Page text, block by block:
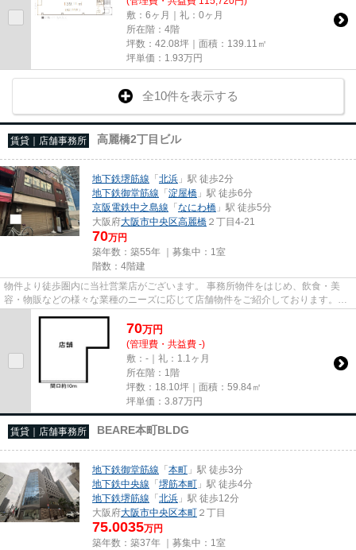
敷：6ヶ月｜礼：0ヶ月
所在階：4階
坪数：42.08坪｜面積：139.11㎡
坪単価： 1.93万円
全10件を表示する
賃貸｜店舗事務所 高麗橋2丁目ビル
地下鉄堺筋線 「北浜 」駅 徒歩2分
地下鉄御堂筋線 「淀屋橋 」駅 徒歩6分
京阪電鉄中之島線 「なにわ橋 」駅 徒歩5分
大阪府大阪市中央区高麗橋 ２丁目4-21
70万円
築年数：築55年 ｜募集中： 1室
階数：4階建
物件より徒歩圏内に当社営業店がございます。 事務所物件をはじめ、飲食・美
容・物販などの様々な業種のニーズに応じて店舗物件をご紹介しております。
尚、弊社ではおとり広告は一切...
70万円
(管理費・共益費 -)
敷：-｜礼：1.1ヶ月
所在階：1階
坪数：18.10坪｜面積：59.84㎡
坪単価： 3.87万円
賃貸｜店舗事務所 BEARE本町BLDG
地下鉄御堂筋線 「本町 」駅 徒歩3分
地下鉄中央線 「堺筋本町 」駅 徒歩4分
地下鉄堺筋線 「北浜 」駅 徒歩12分
大阪府大阪市中央区本町 ２丁目
75.0035万円
築年数：築37年 ｜募集中： 1室